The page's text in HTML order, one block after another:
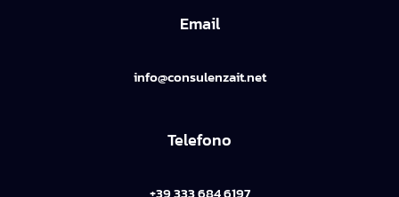
Email
info@consulenzait.net
Telefono
+39 333 684 6197